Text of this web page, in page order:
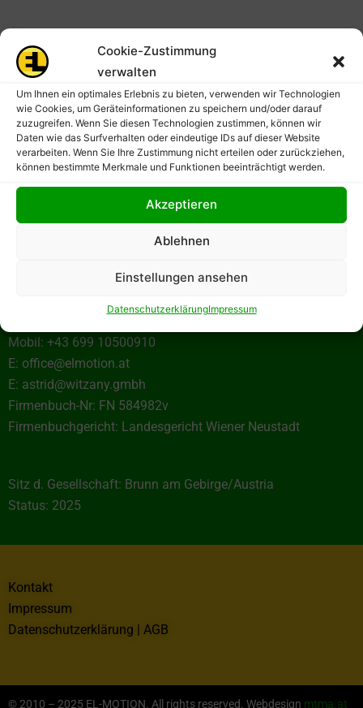
Cookie-Zustimmung
verwalten
Um Ihnen ein optimales Erlebnis zu bieten, verwenden wir Technologien
wie Cookies, um Geräteinformationen zu speichern und/oder darauf
zuzugreifen. Wenn Sie diesen Technologien zustimmen, können wir
Daten wie das Surfverhalten oder eindeutige IDs auf dieser Website
verarbeiten. Wenn Sie Ihre Zustimmung nicht erteilen oder zurückziehen,
können bestimmte Merkmale und Funktionen beeinträchtigt werden.
Akzeptieren
Ablehnen
Einstellungen ansehen
DatenschutzerklärungImpressum
c/o
2345 Brunn am Gebirge
Mobil: +43 699 10500910
E: office@elmotion.at
E: astrid@witzany.gmbh
Firmenbuch-Nr: FN 584982v
Firmenbuchgericht: Landesgericht Wiener Neustadt
Sitz d. Gesellschaft: Brunn am Gebirge/Austria
Status: 2025
Kontakt
Impressum
Datenschutzerklärung | AGB
© 2010 – 2025 EL-MOTION. All rights reserved. Webdesign mtma.at